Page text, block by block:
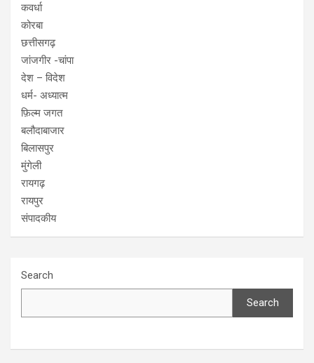
कवर्धा
कोरबा
छत्तीसगढ़
जांजगीर -चांपा
देश – विदेश
धर्म- अध्यात्म
फ़िल्म जगत
बलौदाबाजार
बिलासपुर
मुंगेली
रायगढ़
रायपुर
संपादकीय
Search
Search